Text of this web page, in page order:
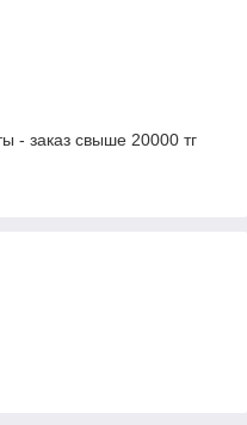
- заказ свыше 20000 тг